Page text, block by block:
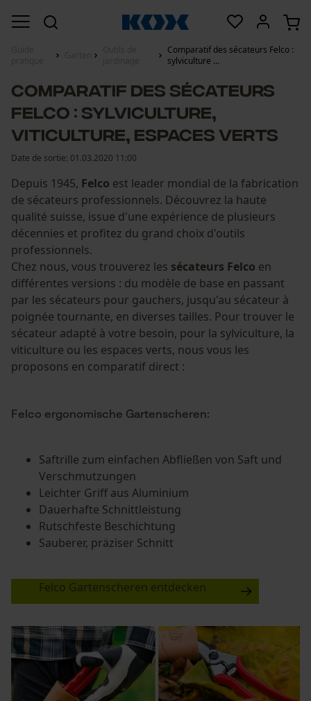
Comparatif des sécateurs Felco :
sylviculture ...
Comparatif des sécateurs
Felco : sylviculture,
viticulture, espaces verts
Date de sortie: 01.03.2020 11:00
Depuis 1945, Felco est leader mondial de la fabrication
de sécateurs professionnels. Découvrez la haute
qualité suisse, issue d'une expérience de plusieurs
décennies et profitez du grand choix d'outils
professionnels.
Chez nous, vous trouverez les sécateurs Felco en
différentes versions : du modèle de base en passant
par les sécateurs pour gauchers, jusqu'au sécateur à
poignée tournante, en diverses tailles. Pour trouver le
sécateur adapté à votre besoin, pour la sylviculture, la
viticulture ou les espaces verts, nous vous les
proposons en comparatif direct :
Felco ergonomische Gartenscheren:
Saftrille zum einfachen Abfließen von Saft und
Verschmutzungen
Leichter Griff aus Aluminium
Dauerhafte Schnittleistung
Rutschfeste Beschichtung
Sauberer, präziser Schnitt
Felco Gartenscheren entdecken